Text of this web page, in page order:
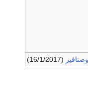
وصنافير (16/1/2017)